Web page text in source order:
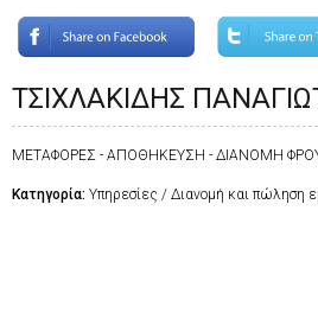
ΤΣΙΧΛΑΚΙΔΗΣ
ΜΕΤΑΦΟΡΕΣ - ΑΠΟΘΗΚΕΥΣΗ - ΔΙΑΝΟΜΗ
Κατηγορία: Υπηρεσίες / Διανομή και πώληση